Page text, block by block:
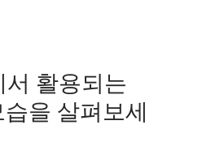
활용되는
을 살펴보세